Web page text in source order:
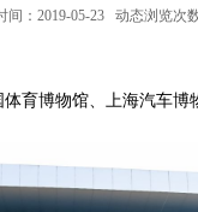
间：2019-05-23 动态浏览次
育博物馆、上海汽车